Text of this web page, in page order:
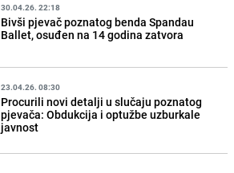
30.04.26. 22:18
Bivši pjevač poznatog benda Spandau
Ballet, osuđen na 14 godina zatvora
23.04.26. 08:30
Procurili novi detalji u slučaju poznatog
pjevača: Obdukcija i optužbe uzburkale
javnost